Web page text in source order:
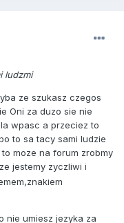
ludzmi
ze szukasz czegos
Oni za duzo sie nie
wpasc a przeciez to
to sa tacy sami ludzie
moze na forum zrobmy
jestemy zyczliwi i
nie umiesz jezyka za